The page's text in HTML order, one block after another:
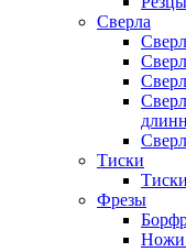
Сверла
Тиски
Фрезы
Ножи